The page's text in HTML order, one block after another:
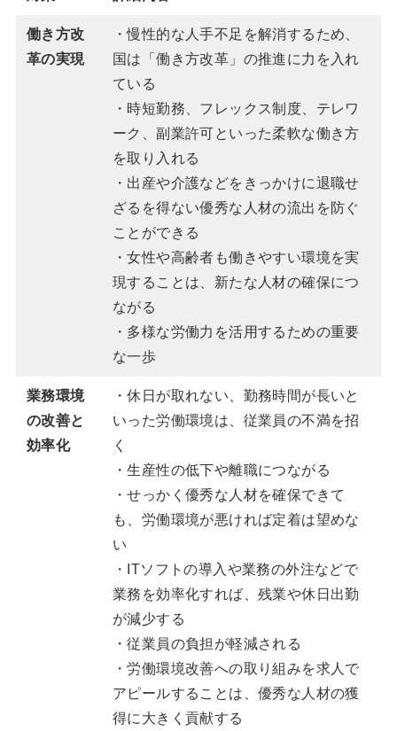
働き方改
革の実現
・慢性的な人手不足を解消するため、
国は「働き方改革」の推進に力を入れ
ている
・時短勤務、フレックス制度、テレワ
ーク、副業許可といった柔軟な働き方
を取り入れる
・出産や介護などをきっかけに退職せ
ざるを得ない優秀な人材の流出を防ぐ
ことができる
・女性や高齢者も働きやすい環境を実
現することは、新たな人材の確保につ
ながる
・多様な労働力を活用するための重要
な一歩
業務環境
の改善と
効率化
・休日が取れない、勤務時間が長いと
いった労働環境は、従業員の不満を招
く
・生産性の低下や離職につながる
・せっかく優秀な人材を確保できて
も、労働環境が悪ければ定着は望めな
い
・ITソフトの導入や業務の外注などで
業務を効率化すれば、残業や休日出勤
が減少する
・従業員の負担が軽減される
・労働環境改善への取り組みを求人で
アピールすることは、優秀な人材の獲
得に大きく貢献する